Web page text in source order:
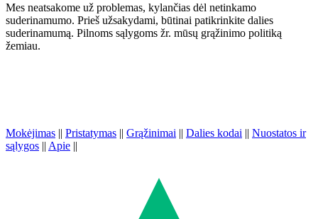
Mes neatsakome už problemas, kylančias dėl netinkamo
suderinamumo. Prieš užsakydami, būtinai patikrinkite dalies
suderinamumą. Pilnoms sąlygoms žr. mūsų grąžinimo politiką
žemiau.
Mokėjimas || Pristatymas || Grąžinimai || Dalies kodai || Nuostatos ir
sąlygos || Apie ||